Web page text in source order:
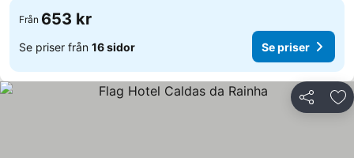
Från 653 kr
Se priser från 16 sidor Se priser
Dela